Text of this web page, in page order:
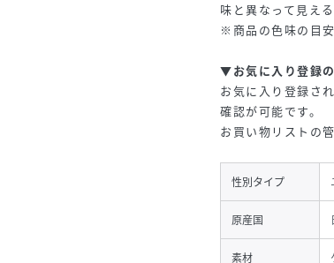
味と異なって見え
※商品の色味の目
▼お気に入り登録
お気に入り登録さ
確認が可能です。
お買い物リストの
性別タイプ
原産国
素材